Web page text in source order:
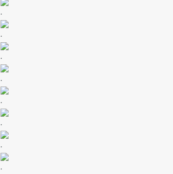
.
.
.
.
.
.
.
.